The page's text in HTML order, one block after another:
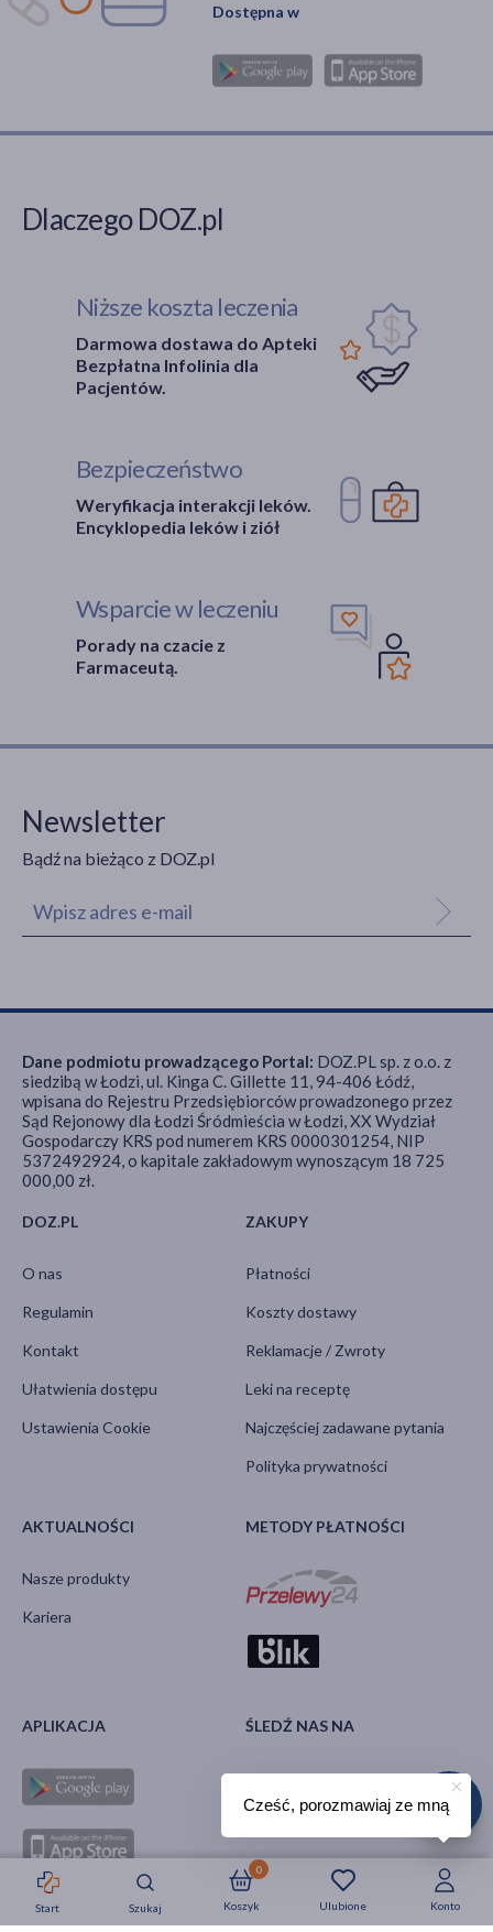
Strefa okazji Nowości Krótkie daty
Start Szukaj Ulubione
Koszyk
0
Konto
Dostępna w
Dlaczego DOZ.pl
Niższe koszta leczenia
Darmowa dostawa do Apteki
Bezpłatna Infolinia dla
Pacjentów.
Bezpieczeństwo
Weryfikacja interakcji leków.
Encyklopedia leków i ziół
Wsparcie w leczeniu
Porady na czacie z
Farmaceutą.
Newsletter
Bądź na bieżąco z DOZ.pl
DOZ.PL
O nas
Regulamin
Kontakt
Ułatwienia dostępu
Ustawienia Cookie
ZAKUPY
Płatności
Koszty dostawy
Reklamacje / Zwroty
Leki na receptę
Najczęściej zadawane pytania
Polityka prywatności
AKTUALNOŚCI
Nasze produkty
Kariera
METODY PŁATNOŚCI
APLIKACJA ŚLEDŹ NAS NA
Dane podmiotu prowadzącego Portal: DOZ.PL sp. z o.o. z
siedzibą w Łodzi, ul. Kinga C. Gillette 11, 94-406 Łódź,
wpisana do Rejestru Przedsiębiorców prowadzonego przez
Sąd Rejonowy dla Łodzi Śródmieścia w Łodzi, XX Wydział
Gospodarczy KRS pod numerem KRS 0000301254, NIP
5372492924, o kapitale zakładowym wynoszącym 18 725
000,00 zł.
Cześć, porozmawiaj ze mną